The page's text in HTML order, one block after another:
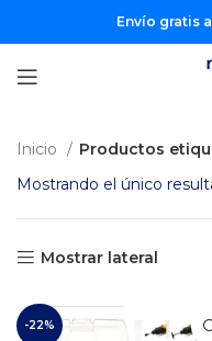
Envío gratis
Inicio
Productos
Mostrando el único
Mostrar lateral
-22%